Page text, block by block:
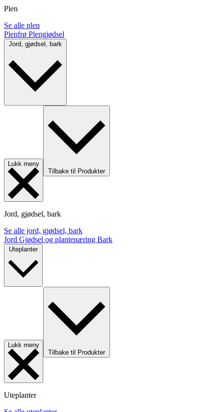
Plen
Se alle plen
Plenfrø Plengjødsel
Lukk meny
Tilbake til Produkter
Jord, gjødsel, bark
Se alle jord, gjødsel, bark
Jord Gjødsel og plantenæring Bark
Uteplanter
Lukk meny
Tilbake til Produkter
Uteplanter